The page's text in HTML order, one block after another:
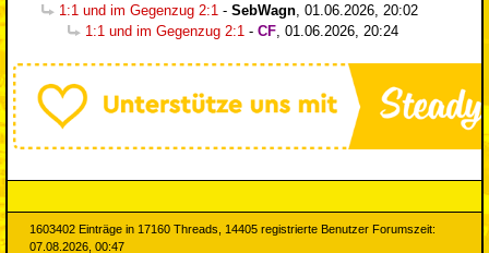
1:1 und im Gegenzug 2:1 - SebWagn 01.06.2026, 20:02
1:1 und im Gegenzug 2:1 - CF 01.06.2026, 20:24
1603402 Einträge in 17160 Threads, 14405 registrierte Benutzer Forumszeit:
07.08.2026, 00:47